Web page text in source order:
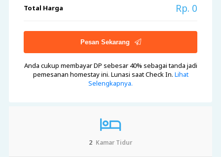
Total Harga Rp. 0
Pesan Sekarang
Anda cukup membayar DP sebesar 40% sebagai tanda jadi
pemesanan homestay ini. Lunasi saat Check In. Lihat
Selengkapnya.
2 Kamar Tidur